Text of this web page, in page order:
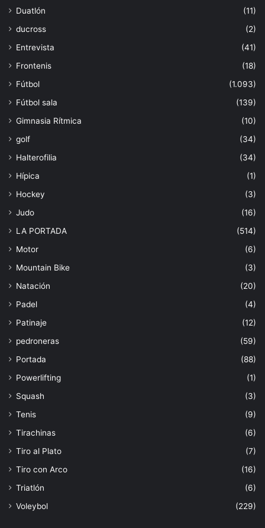
Duatlón
(11)
ducross
(2)
Entrevista
(41)
Frontenis
(18)
Fútbol
(1.093)
Fútbol sala
(139)
Gimnasia Rítmica
(10)
golf
(34)
Halterofilia
(34)
Hípica
(1)
Hockey
(3)
Judo
(16)
LA PORTADA
(514)
Motor
(6)
Mountain Bike
(3)
Natación
(20)
Padel
(4)
Patinaje
(12)
pedroneras
(59)
Portada
(88)
Powerlifting
(1)
Squash
(3)
Tenis
(9)
Tirachinas
(6)
Tiro al Plato
(7)
Tiro con Arco
(16)
Triatlón
(6)
Voleybol
(229)